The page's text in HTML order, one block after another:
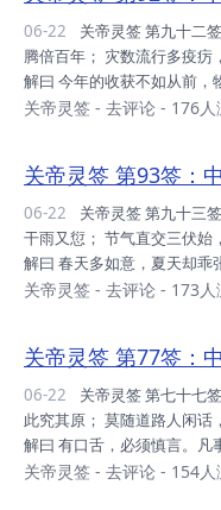
宜，以理智衡，己必负责。
获桂冠。 健康：宿疾复发，
候至冬至，利益可得...
06-22
腾倍百年； 灾数流行多疫疠
解曰 今年的收获不如从前，
苦。须等到冬至一阳来复后
宜速谋合，合是力量。 财利
成。 事业：存心不善，交易
俱惫，先调好身，享之安全
三思而后，分手力司...
关帝灵签 - 去评论 - 176人
关帝灵签 第93签：
06-22
干雨又愆； 节气直交三伏始
解曰 春天多如意，夏天却乖
阻滞，后必安康。 问诉讼，
吉，如能合谋，必成支军。
惜时运。 事业：凡百谋望，
身心俱惫，先调吾身，时至
成，敬之如宾，终能偕...
关帝灵签 - 去评论 - 173人
关帝灵签 第77签：
06-22
此究其原； 莫随道路人闲话
解曰 有口舌，必须慎言。凡
省察工夫，自可免灾。 问诉
关帝灵签 - 去评论 - 154人